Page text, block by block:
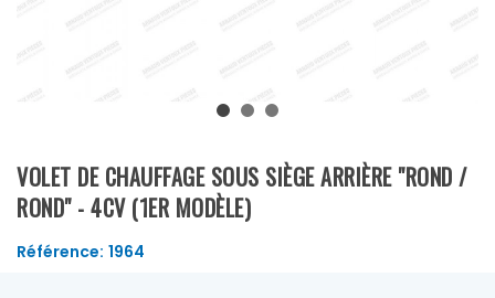
VOLET DE CHAUFFAGE SOUS SIÈGE ARRIÈRE "ROND /
ROND" - 4CV (1ER MODÈLE)
Référence: 1964